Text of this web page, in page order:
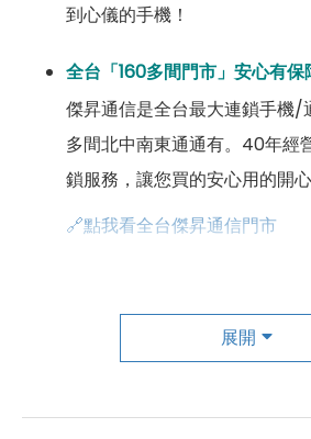
到心儀的手機！
全台「160多間門市」安心有保
傑昇通信是全台最大連鎖手機/
多間北中南東通通有。40年經
鎖服務，讓您買的安心用的開
🔗點我看全台傑昇通信門市
傑昇尊榮會員除了可以「消費
年還有「200元配件購物金」
展開